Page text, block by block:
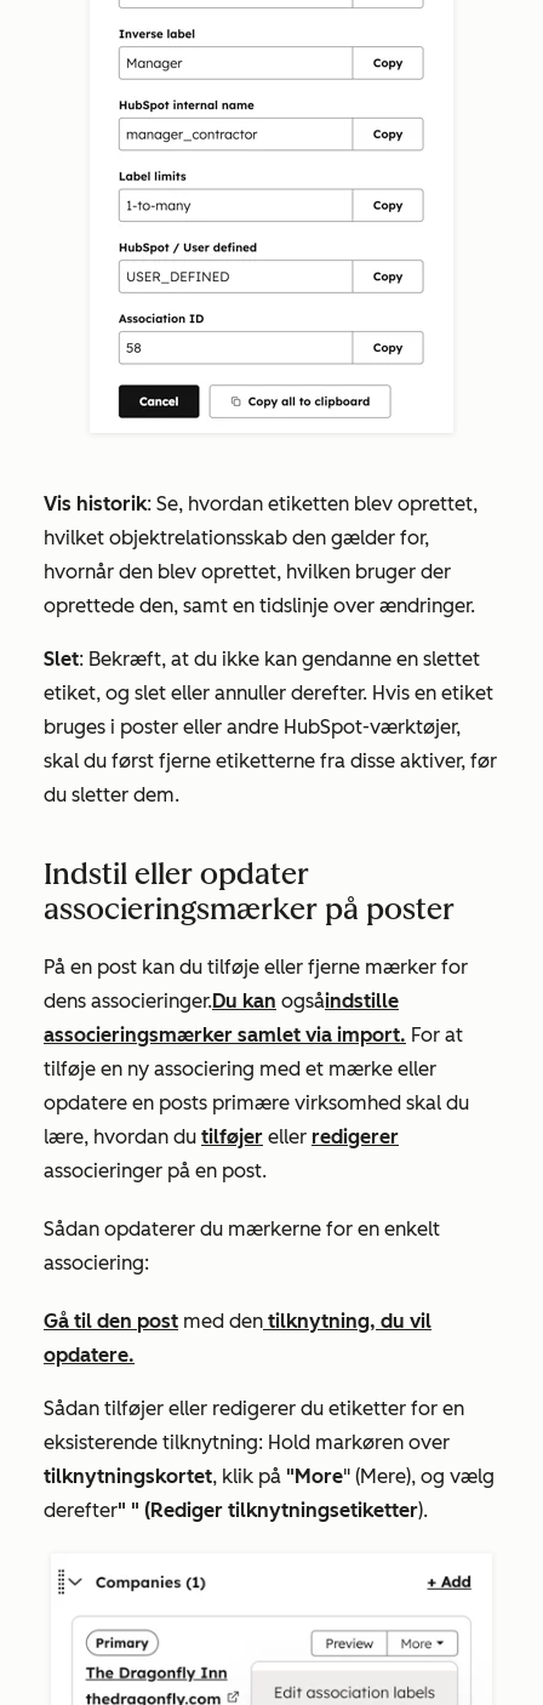
Vis historik: Se, hvordan etiketten blev oprettet,
hvilket objektrelationsskab den gælder for,
hvornår den blev oprettet, hvilken bruger der
oprettede den, samt en tidslinje over ændringer.
Slet: Bekræft, at du ikke kan gendanne en slettet
etiket, og slet eller annuller derefter. Hvis en etiket
bruges i poster eller andre HubSpot-værktøjer,
skal du først fjerne etiketterne fra disse aktiver, før
du sletter dem.
Indstil eller opdater
associeringsmærker på poster
På en post kan du tilføje eller fjerne mærker for
dens associeringer.Du kan ogsåindstille
associeringsmærker samlet via import. For at
tilføje en ny associering med et mærke eller
opdatere en posts primære virksomhed skal du
lære, hvordan du tilføjer eller redigerer
associeringer på en post.
Sådan opdaterer du mærkerne for en enkelt
associering:
Gå til den post med den tilknytning, du vil
opdatere.
Sådan tilføjer eller redigerer du etiketter for en
eksisterende tilknytning: Hold markøren over
tilknytningskortet, klik på "More" (Mere), og vælg
derefter" " (Rediger tilknytningsetiketter).